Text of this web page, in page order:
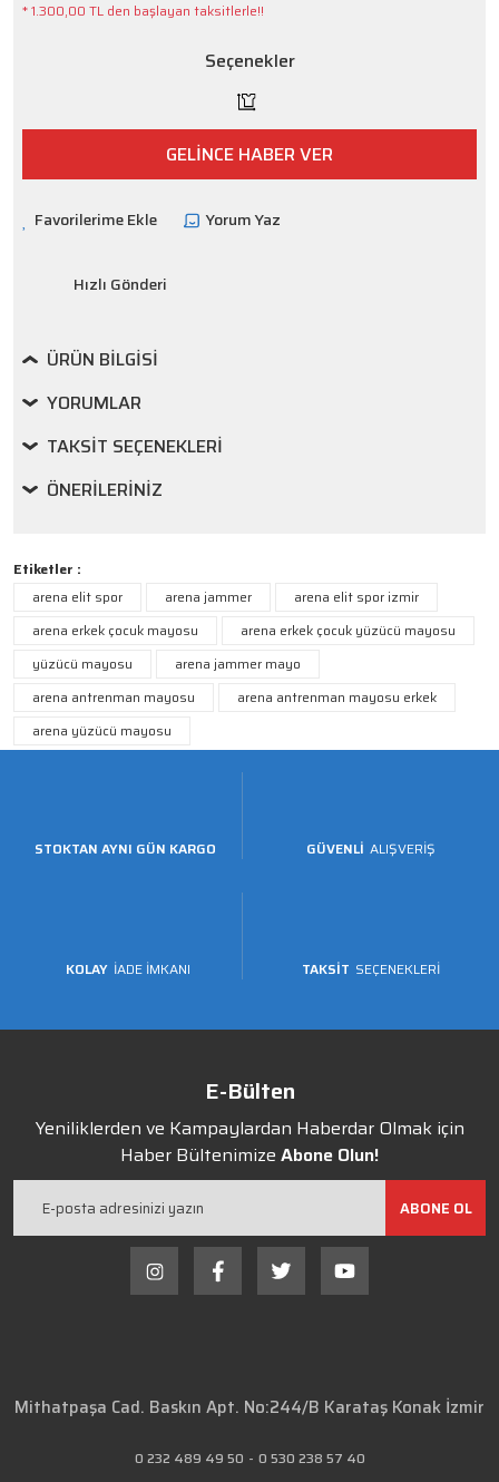
* 1.300,00 TL den başlayan taksitlerle!!
Seçenekler
GELİNCE HABER VER
Yorum Yaz
Hızlı Gönderi
ÜRÜN BILGISI
YORUMLAR
TAKSIT SEÇENEKLERI
ÖNERILERINIZ
Etiketler :
arena elit spor
arena jammer
arena elit spor izmir
arena erkek çocuk mayosu
arena erkek çocuk yüzücü mayosu
yüzücü mayosu
arena jammer mayo
arena antrenman mayosu
arena antrenman mayosu erkek
arena yüzücü mayosu
STOKTAN AYNI GÜN KARGO GÜVENLİ ALIŞVERİŞ
KOLAY İADE İMKANI TAKSİT SEÇENEKLERİ
E-Bülten
Yeniliklerden ve Kampaylardan Haberdar Olmak için
Haber Bültenimize Abone Olun!
ABONE OL
Mithatpaşa Cad. Baskın Apt. No:244/B Karataş Konak İzmir
0 232 489 49 50 - 0 530 238 57 40